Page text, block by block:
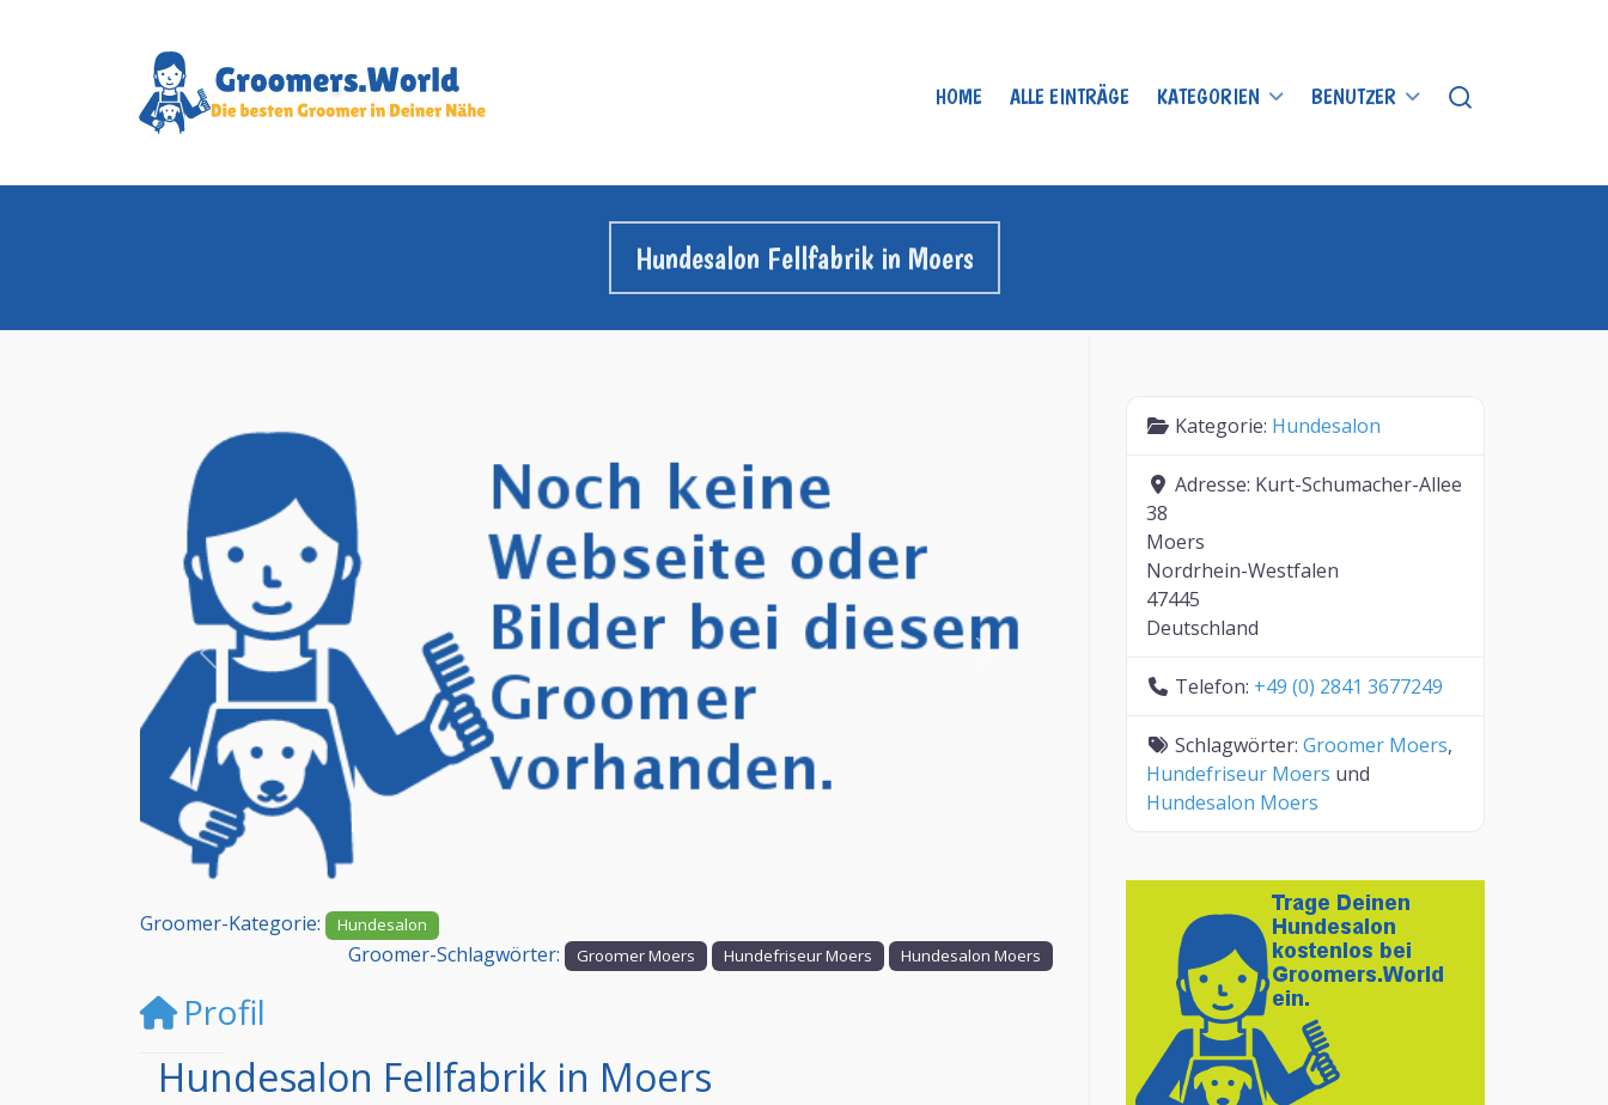
HOME ALLE EINTRÄGE KATEGORIEN BENUTZER
Hundesalon Fellfabrik in Moers
Vorheriges
Groomer-Kategorie: Hundesalon
Groomer-Schlagwörter: Groomer Moers Hundefriseur Moers Hundesalon Moers
Profil
Hundesalon Fellfabrik in Moers
Kategorie: Hundesalon
Adresse: Kurt-Schumacher-Allee
38
Moers
Nordrhein-Westfalen
47445
Deutschland
Telefon: +49 (0) 2841 3677249
Schlagwörter:Groomer Moers,
Hundefriseur Moers und
Hundesalon Moers